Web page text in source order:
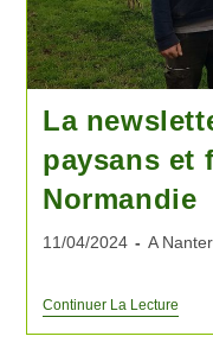
La
paysans et
Normandie
11/04/2024 A
Continuer La Lecture